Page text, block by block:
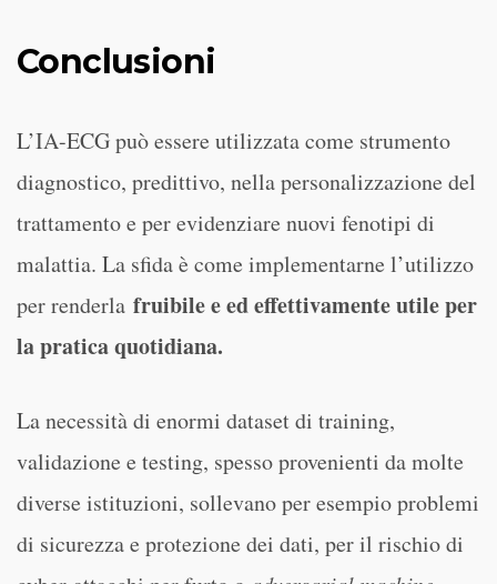
Conclusioni
L’IA-ECG può essere utilizzata come strumento
diagnostico, predittivo, nella personalizzazione del
trattamento e per evidenziare nuovi fenotipi di
malattia. La sfida è come implementarne l’utilizzo
per renderla fruibile e ed effettivamente utile per
la pratica quotidiana.
La necessità di enormi dataset di training,
validazione e testing, spesso provenienti da molte
diverse istituzioni, sollevano per esempio problemi
di sicurezza e protezione dei dati, per il rischio di